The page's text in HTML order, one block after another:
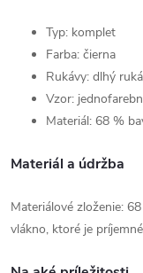
Typ: komplet
Farba: čierna
Rukávy: dlhý
Vzor:
Materiál: 68 %
Materiál a údržba
Materiálové zloženie:
vlákno, ktoré je